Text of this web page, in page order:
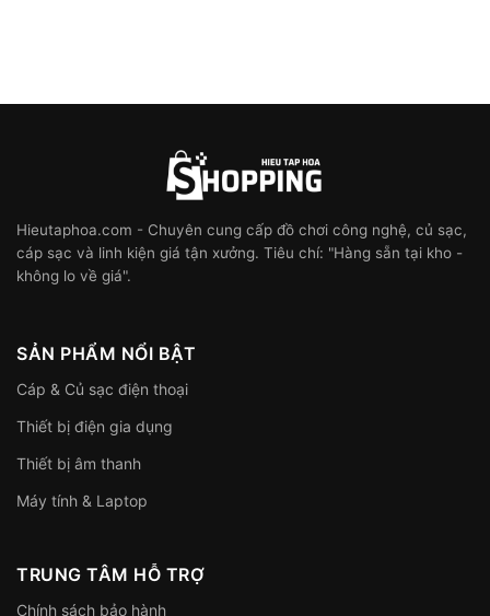
Hieutaphoa.com - Chuyên cung cấp đồ chơi công nghệ, củ sạc,
cáp sạc và linh kiện giá tận xưởng. Tiêu chí: "Hàng sẵn tại kho -
không lo về giá".
SẢN PHẨM NỔI BẬT
Cáp & Củ sạc điện thoại
Thiết bị điện gia dụng
Thiết bị âm thanh
Máy tính & Laptop
TRUNG TÂM HỖ TRỢ
Chính sách bảo hành